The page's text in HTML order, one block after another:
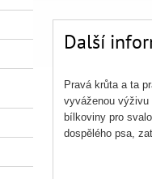
Další
Pravá krůta a ta
vyváženou výživu
bílkoviny pro
dospělého psa,
SLOŽENÍ: krůta,